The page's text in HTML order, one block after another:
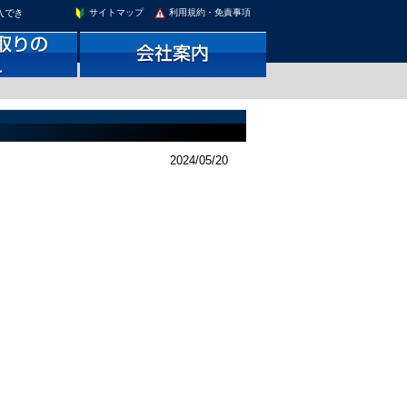
でき
利用規約・免責事項
サイトマップ
2024/05/20